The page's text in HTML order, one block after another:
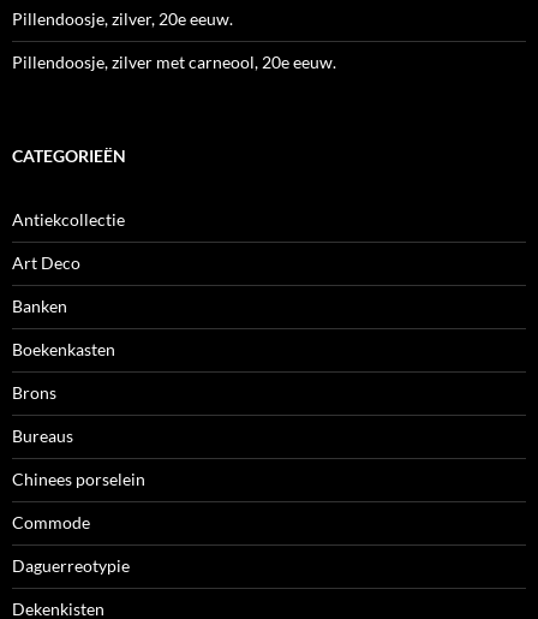
Pillendoosje, zilver, 20e eeuw.
Pillendoosje, zilver met carneool, 20e eeuw.
CATEGORIEËN
Antiekcollectie
Art Deco
Banken
Boekenkasten
Brons
Bureaus
Chinees porselein
Commode
Daguerreotypie
Dekenkisten